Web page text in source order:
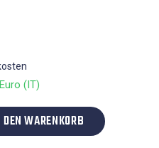
(IT)
WARENKORB